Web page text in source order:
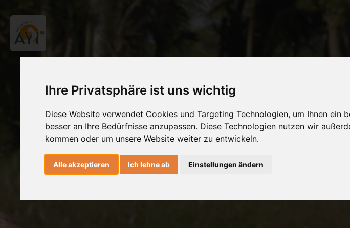
Ihre Privatsphäre ist uns wichtig
Diese Website verwendet Cookies und Targeting Technologien, um Ihnen ein
besser an Ihre Bedürfnisse anzupassen. Diese Technologien nutzen wir
kommen oder um unsere Website weiter zu entwickeln.
Alle akzeptieren Ich lehne ab Einstellungen ändern